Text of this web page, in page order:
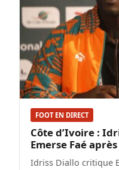
FOOT EN DIRECT
Côte d’Ivoire :
Emerse Faé
Idriss Diallo critique